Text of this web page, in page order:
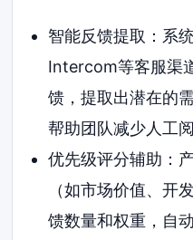
智能反馈提取：系
Intercom等客服渠
馈，提取出潜在的
帮助团队减少人工
优先级评分辅助：
（如市场价值、开
馈数量和权重，自